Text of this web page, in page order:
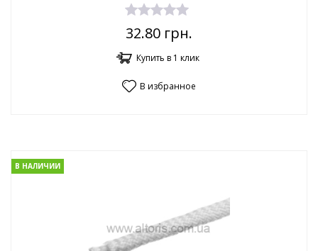
32.80 грн.
Купить в 1 клик
В избранное
В НАЛИЧИИ